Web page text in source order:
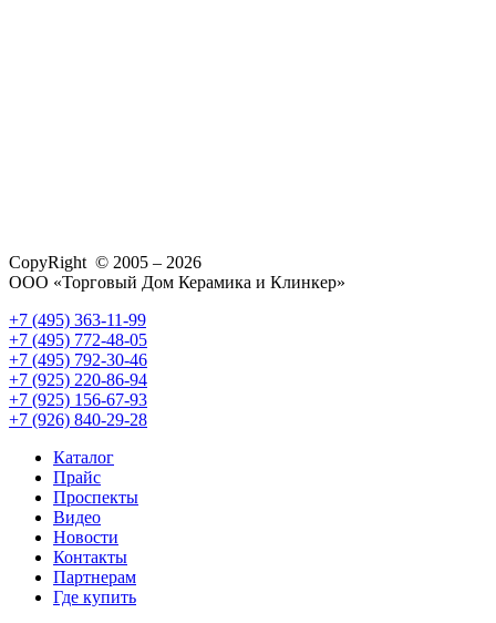
CopyRight © 2005 – 2026
ООО «Торговый Дом Керамика и Клинкер»
+7 (495) 363-11-99
+7 (495) 772-48-05
+7 (495) 792-30-46
+7 (925) 220-86-94
+7 (925) 156-67-93
+7 (926) 840-29-28
Каталог
Прайс
Проспекты
Видео
Новости
Контакты
Партнерам
Где купить